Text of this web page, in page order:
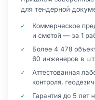
для тендерной
Коммерческое
и сметой — за 1
Более 4 478
60 инженеров в
Аттестованная
контроля,
Гарантия до 5 лет